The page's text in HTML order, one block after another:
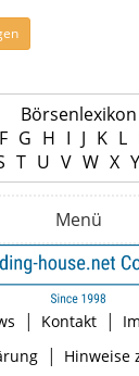
Börsenlexikon
F G H I J K L
T U V W X Y
Menü
| Kontakt |
| Hinweise